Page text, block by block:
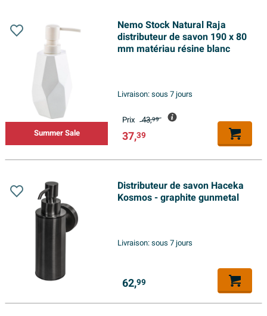
Summer Sale
Nemo Stock Natural Raja
distributeur de savon 190 x 80
mm matériau résine blanc
Livraison:sous 7 jours
Prix 43,99
37,39
Distributeur de savon Haceka
Kosmos - graphite gunmetal
Livraison:sous 7 jours
62,99